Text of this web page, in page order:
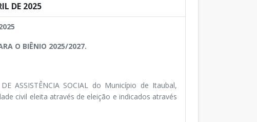
DE 2025
O BIÊNIO 2025/2027.
ASSISTÊNCIA SOCIAL do Município de Itaubal,
civil eleita através de eleição e indicados através